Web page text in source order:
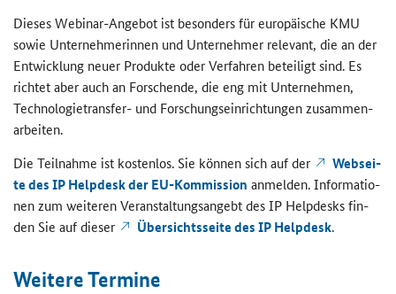
Die­ses Webinar-​Angebot ist be­son­ders für eu­ro­päi­sche KMU
sowie Un­ter­neh­me­rin­nen und Un­ter­neh­mer re­le­vant, die an der
Ent­wick­lung neuer Pro­duk­te oder Ver­fah­ren be­tei­ligt sind. Es
rich­tet aber auch an For­schen­de, die eng mit Un­ter­neh­men,
Technologietransfer-​ und For­schungs­ein­rich­tun­gen zu­sam­men­
ar­bei­ten.
Die Teil­nah­me ist kos­ten­los. Sie kön­nen sich auf der
Web­sei­
te desIP Helpdeskder EU-​Kommission an­mel­den. In­for­ma­tio­
nen zum wei­te­ren Ver­an­stal­tungs­an­gebt des IP Hel­pdesks fin­
den Sie auf die­ser
Über­sichts­sei­te des IP Hel­pdesk.
Wei­te­re Ter­mi­ne